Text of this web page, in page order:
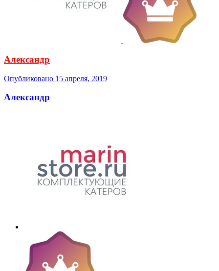
Александр
Опубликовано 15 апреля, 2019
Александр